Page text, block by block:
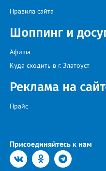
Правила сайта
Шоппинг и
Афиша
Куда сходить в г. Златоуст
Реклама на
Прайс
Присоединяйтесь к нам